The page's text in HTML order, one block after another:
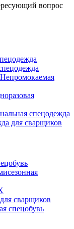
вопрос
Непромокаемая
спецодежда
для сварщиков
сварщиков
спецобувь